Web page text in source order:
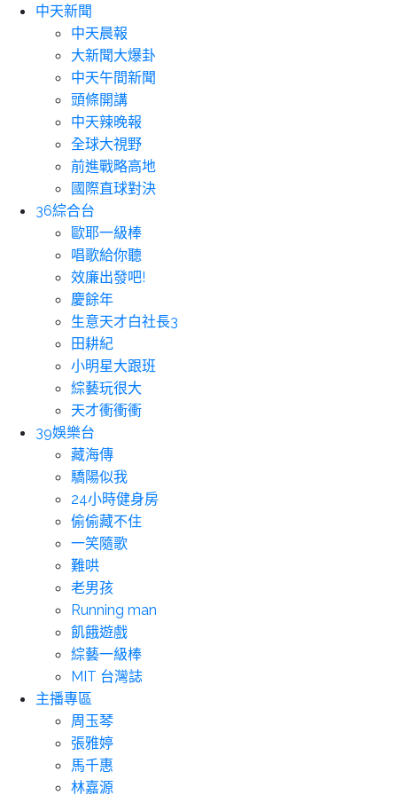
中天新聞
中天晨報
大新聞大爆卦
中天午間新聞
頭條開講
中天辣晚報
全球大視野
前進戰略高地
國際直球對決
36綜合台
歐耶一級棒
唱歌給你聽
效廉出發吧!
慶餘年
生意天才白社長3
田耕紀
小明星大跟班
綜藝玩很大
天才衝衝衝
39娛樂台
藏海傳
驕陽似我
24小時健身房
偷偷藏不住
一笑隨歌
難哄
老男孩
Running man
飢餓遊戲
綜藝一級棒
MIT 台灣誌
主播專區
周玉琴
張雅婷
馬千惠
林嘉源